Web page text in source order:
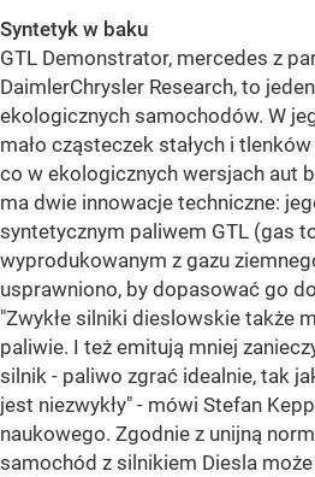
Syntetyk w baku
GTL Demonstrator, mercedes z
DaimlerChrysler Research, to
ekologicznych samochodów. W
mało cząsteczek stałych i
co w ekologicznych wersjach aut
ma dwie innowacje techniczne:
syntetycznym paliwem GTL (gas
wyprodukowanym z gazu
usprawniono, by dopasować go
"Zwykłe silniki dieslowskie także
paliwie. I też emitują mniej
silnik - paliwo zgrać idealnie, tak
jest niezwykły" - mówi Stefan
naukowego. Zgodnie z unijną
samochód z silnikiem Diesla